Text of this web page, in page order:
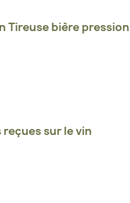
Tireuse bière pression
reçues sur le vin